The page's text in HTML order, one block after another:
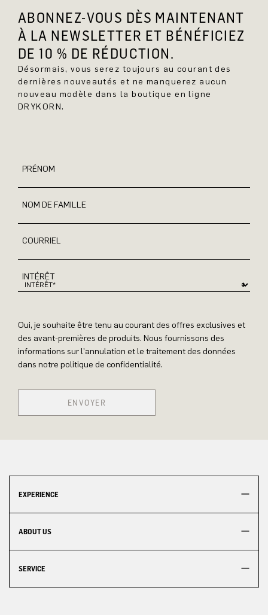
ABONNEZ-VOUS DÈS MAINTENANT
À LA NEWSLETTER ET BÉNÉFICIEZ
DE 10 % DE RÉDUCTION.
Désormais, vous serez toujours au courant des
dernières nouveautés et ne manquerez aucun
nouveau modèle dans la boutique en ligne
DRYKORN.
PRÉNOM
NOM DE FAMILLE
COURRIEL
INTÉRÊT
Oui, je souhaite être tenu au courant des offres exclusives et
des avant-premières de produits. Nous fournissons des
informations sur l'annulation et le traitement des données
dans notre politique de confidentialité.
ENVOYER
EXPERIENCE
ABOUT US
SERVICE